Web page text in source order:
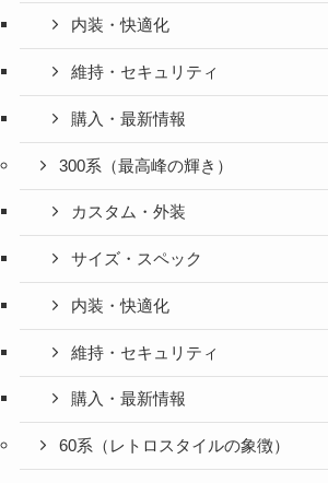
内装・快適化
維持・セキュリティ
購入・最新情報
300系（最高峰の輝き）
カスタム・外装
サイズ・スペック
内装・快適化
維持・セキュリティ
購入・最新情報
60系（レトロスタイルの象徴）